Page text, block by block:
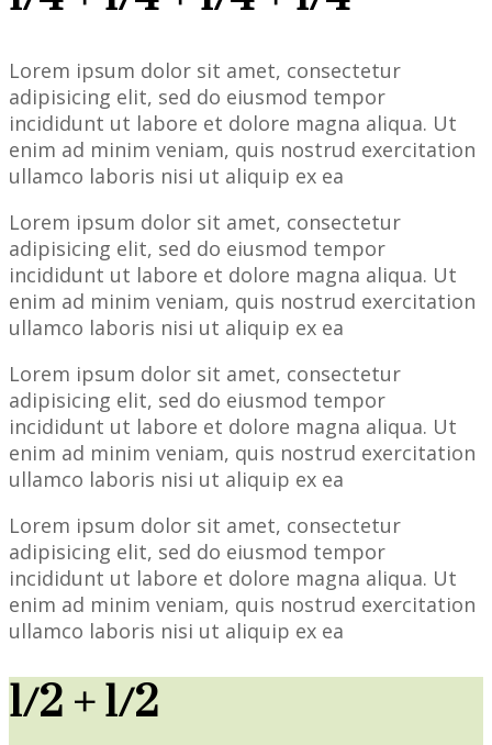
Lorem ipsum dolor sit amet, consectetur
adipisicing elit, sed do eiusmod tempor
incididunt ut labore et dolore magna aliqua. Ut
enim ad minim veniam, quis nostrud exercitation
ullamco laboris nisi ut aliquip ex ea
Lorem ipsum dolor sit amet, consectetur
adipisicing elit, sed do eiusmod tempor
incididunt ut labore et dolore magna aliqua. Ut
enim ad minim veniam, quis nostrud exercitation
ullamco laboris nisi ut aliquip ex ea
Lorem ipsum dolor sit amet, consectetur
adipisicing elit, sed do eiusmod tempor
incididunt ut labore et dolore magna aliqua. Ut
enim ad minim veniam, quis nostrud exercitation
ullamco laboris nisi ut aliquip ex ea
Lorem ipsum dolor sit amet, consectetur
adipisicing elit, sed do eiusmod tempor
incididunt ut labore et dolore magna aliqua. Ut
enim ad minim veniam, quis nostrud exercitation
ullamco laboris nisi ut aliquip ex ea
1/2 + 1/2